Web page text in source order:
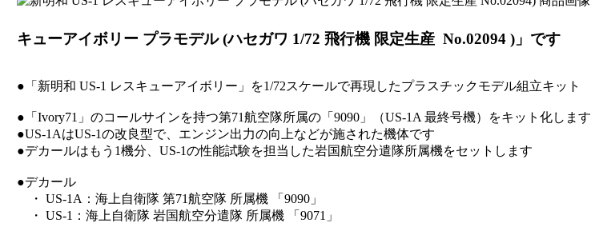
キューアイボリー プラモデル (ハセガワ 1/72 飛行機 限定生産 No.02094 )」です
●「新明和 US-1 レスキューアイボリー」を1/72スケールで再現したプラスチックモデル組立キット
●「Ivory71」のコールサインを持つ第71航空隊所属の「9090」（US-1A 最終号機）をキット化します
●US-1AはUS-1の改良型で、エンジン出力の向上などが施された機体です
●デカールはもう1機分、US-1の性能試験を担当した岩国航空分遣隊所属機をセットします
●デカール
・ US-1A：海上自衛隊 第71航空隊 所属機 「9090」
・ US-1：海上自衛隊 岩国航空分遣隊 所属機 「9071」